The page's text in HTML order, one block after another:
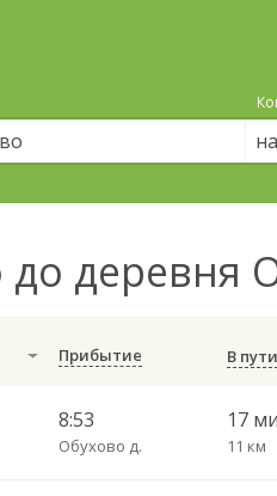
деревня
Прибытие В пути
8:53
Обухово д.
17
11 км